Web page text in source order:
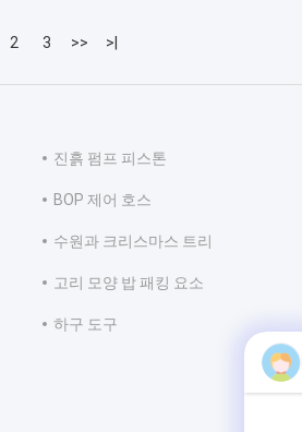
2 3 >> >|
진흙 펌프 피스톤
BOP 제어 호스
수원과 크리스마스 트리
고리 모양 밥 패킹 요소
하구 도구